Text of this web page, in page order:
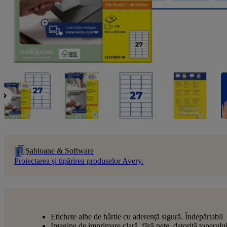
Șabloane & Software
Proiectarea și tipărirea produselor Avery.
Etichete albe de hârtie cu aderență sigură. Îndepărtabil